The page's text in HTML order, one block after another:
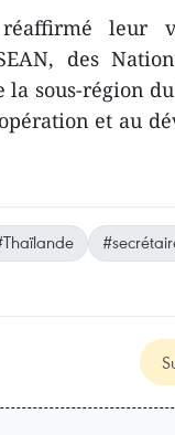
leur
des
la sous-région
et au